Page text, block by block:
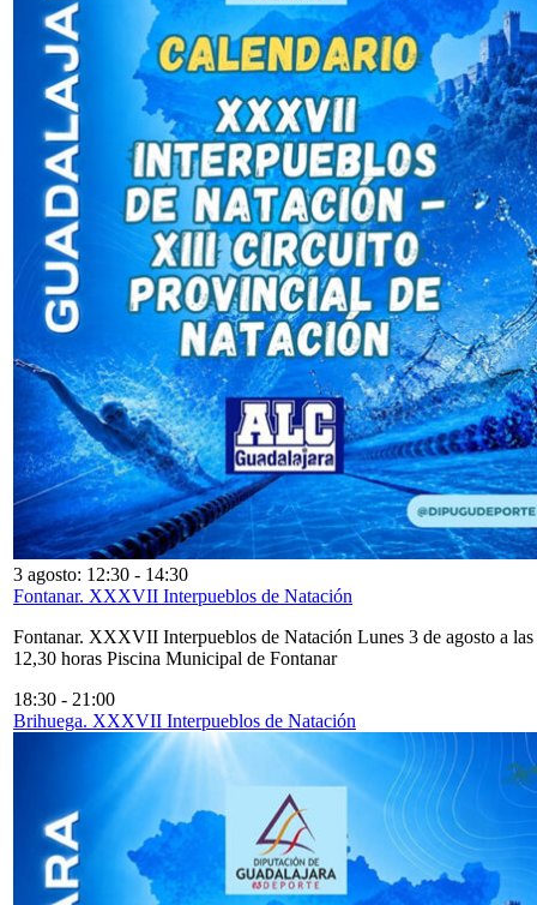
3 agosto: 12:30 - 14:30
Fontanar. XXXVII Interpueblos de Natación
Fontanar. XXXVII Interpueblos de Natación Lunes 3 de agosto a las
12,30 horas Piscina Municipal de Fontanar
18:30 - 21:00
Brihuega. XXXVII Interpueblos de Natación